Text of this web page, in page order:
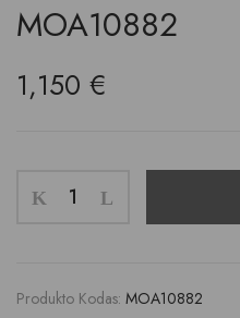
MOA10882
1,150 €
Produkto Kodas: MOA10882